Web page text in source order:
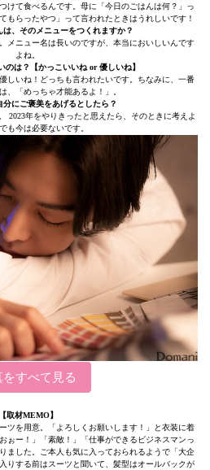
けて食べるんです。母に「今日のごはんは何？」っ
もらったやつ」って言われたときはうれしいです！
、そのメニューをつくれますか？
メニュー名は長いのですが、本当においしいんです
よね。
は？【かっこいいね or 優しいね】
しいね！どっちも言われたいです。ちなみに、一番
、「めっちゃ才能あるよ！」。
にご褒美をあげるとしたら？
2023年をやりきったと思えたら、そのときに考えよ
も今は必要ないです。
すべて見る
【取材MEMO】
ツを用意。「よろしくお願いします！」と衣装に着
ぉー！」「素敵！」「仕事ができるビジネスマンっ
ました。ご本人も気に入っておられるようで「大企
りする前はスーツと聞いて、髪型はオールバックが